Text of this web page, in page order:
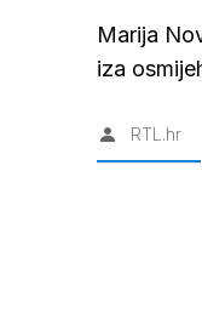
Marija
iza
RTL.hr